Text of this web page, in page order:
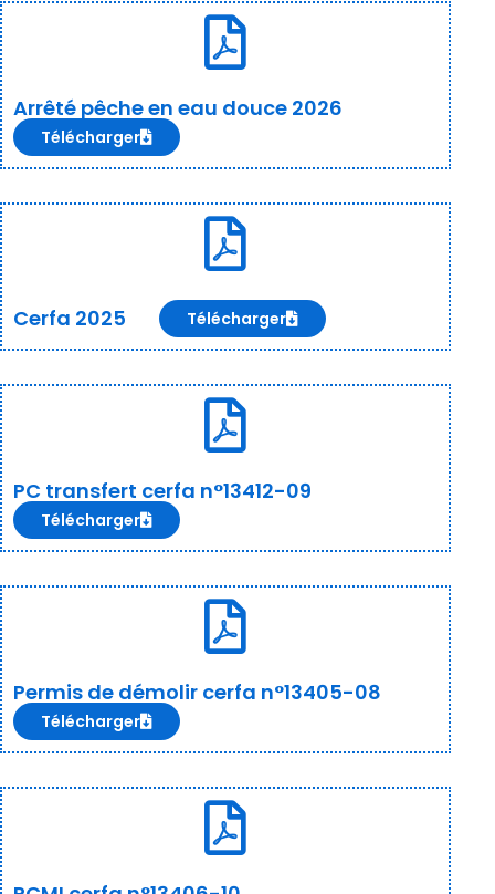
Arrêté pêche en eau douce 2026
Télécharger
Cerfa 2025 Télécharger
PC transfert cerfa n°13412-09
Télécharger
Permis de démolir cerfa n°13405-08
Télécharger